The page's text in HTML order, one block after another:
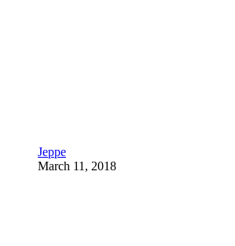
Jeppe
March 11, 2018